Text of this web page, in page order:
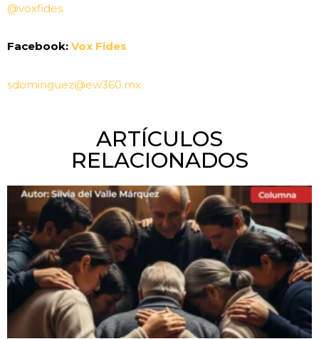
@voxfides
Facebook: Vox Fides
sdominguez@ew360.mx
ARTÍCULOS
RELACIONADOS